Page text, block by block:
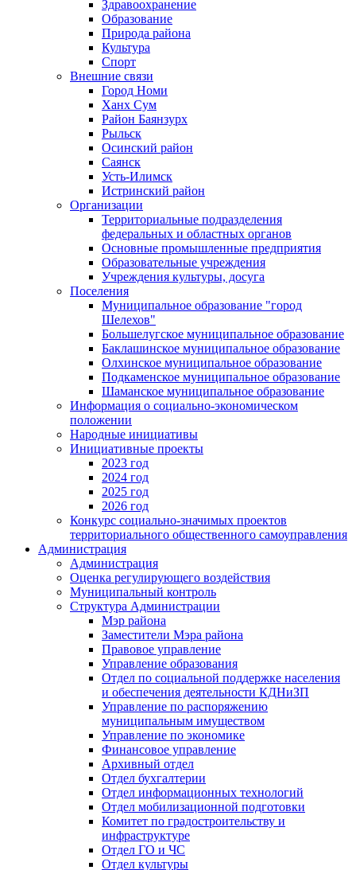
Здравоохранение
Образование
Природа района
Культура
Спорт
Внешние связи
Город Номи
Ханх Сум
Район Баянзурх
Рыльск
Осинский район
Саянск
Усть-Илимск
Истринский район
Организации
Территориальные подразделения
федеральных и областных органов
Основные промышленные предприятия
Образовательные учреждения
Учреждения культуры, досуга
Поселения
Муниципальное образование "город
Шелехов"
Большелугское муниципальное образование
Баклашинское муниципальное образование
Олхинское муниципальное образование
Подкаменское муниципальное образование
Шаманское муниципальное образование
Информация о социально-экономическом
положении
Народные инициативы
Инициативные проекты
2023 год
2024 год
2025 год
2026 год
Конкурс социально-значимых проектов
территориального общественного самоуправления
Администрация
Администрация
Оценка регулирующего воздействия
Муниципальный контроль
Структура Администрации
Мэр района
Заместители Мэра района
Правовое управление
Управление образования
Отдел по социальной поддержке населения
и обеспечения деятельности КДНиЗП
Управление по распоряжению
муниципальным имуществом
Управление по экономике
Финансовое управление
Архивный отдел
Отдел бухгалтерии
Отдел информационных технологий
Отдел мобилизационной подготовки
Комитет по градостроительству и
инфраструктуре
Отдел ГО и ЧС
Отдел культуры